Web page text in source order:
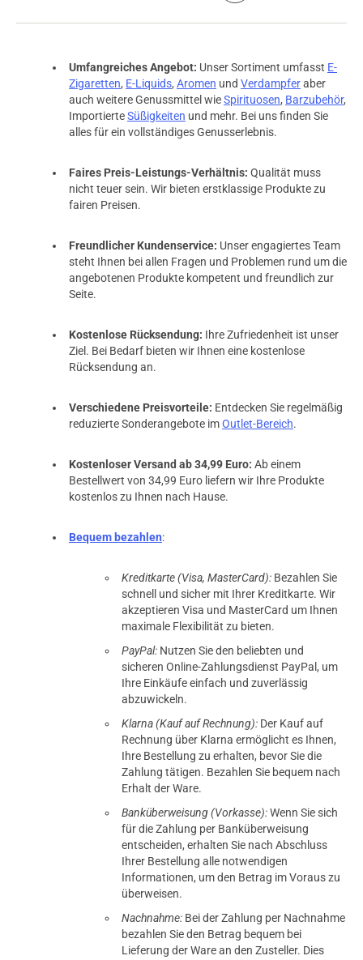
Umfangreiches Angebot: Unser Sortiment umfasst E-
Zigaretten, E-Liquids, Aromen und Verdampferaber
auch weitere Genussmittel wieSpirituosen, Barzubehör,
ImportierteSüßigkeiten und mehr. Bei uns finden Sie
alles für ein vollständiges Genusserlebnis.
Faires Preis-Leistungs-Verhältnis: Qualität muss
nicht teuer sein. Wir bieten erstklassige Produkte zu
fairen Preisen.
Freundlicher Kundenservice: Unser engagiertes Team
steht Ihnen bei allen Fragen und Problemen rund um die
angebotenen Produkte kompetent und freundlich zur
Seite.
Kostenlose Rücksendung: Ihre Zufriedenheit ist unser
Ziel. Bei Bedarf bieten wir Ihnen eine kostenlose
Rücksendung an.
Verschiedene Preisvorteile: Entdecken Sie regelmäßig
reduzierte Sonderangebote imOutlet-Bereich.
Kostenloser Versand ab 34,99 Euro: Ab einem
Bestellwert von 34,99 Euro liefern wir Ihre Produkte
kostenlos zu Ihnen nach Hause.
Bequem bezahlen:
Kreditkarte (Visa, MasterCard): Bezahlen Sie
schnell und sicher mit Ihrer Kreditkarte. Wir
akzeptieren Visa und MasterCard um Ihnen
maximale Flexibilität zu bieten.
PayPal: Nutzen Sie den beliebten und
sicheren Online-Zahlungsdienst PayPal, um
Ihre Einkäufe einfach und zuverlässig
abzuwickeln.
Klarna (Kauf auf Rechnung): Der Kauf auf
Rechnung über Klarna ermöglicht es Ihnen,
Ihre Bestellung zu erhalten, bevor Sie die
Zahlung tätigen. Bezahlen Sie bequem nach
Erhalt der Ware.
Banküberweisung (Vorkasse):Wenn Sie sich
für die Zahlung per Banküberweisung
entscheiden, erhalten Sie nach Abschluss
Ihrer Bestellung alle notwendigen
Informationen, um den Betrag im Voraus zu
überweisen.
Nachnahme: Bei der Zahlung per Nachnahme
bezahlen Sie den Betrag bequem bei
Lieferung der Ware an den Zusteller. Dies